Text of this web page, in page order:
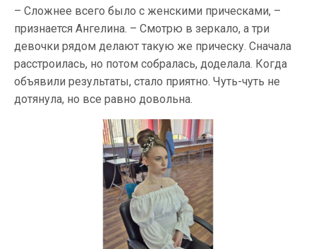
– Сложнее всего было с женскими прическами, –
признается Ангелина. – Смотрю в зеркало, а три
девочки рядом делают такую же прическу. Сначала
расстроилась, но потом собралась, доделала. Когда
объявили результаты, стало приятно. Чуть-чуть не
дотянула, но все равно довольна.